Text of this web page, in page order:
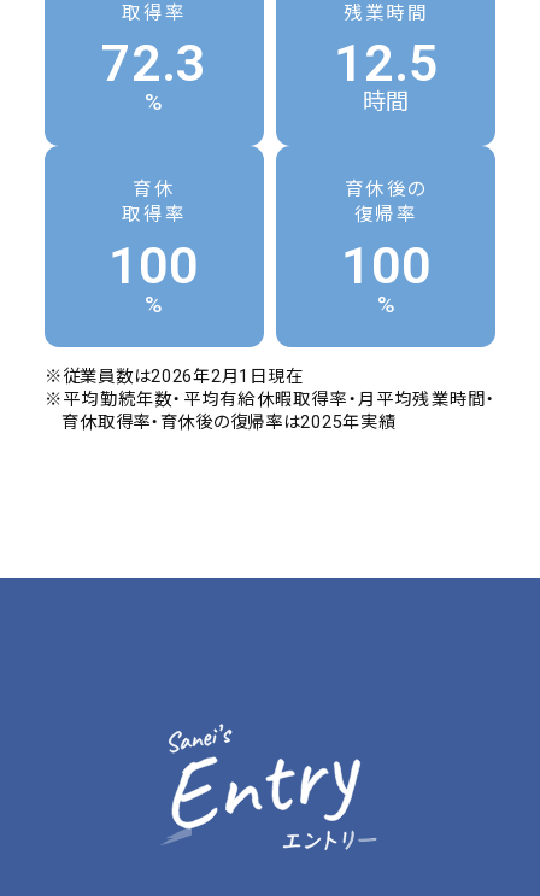
取得率
72.3
%
残業時間
12.5
時間
育休
取得率
100
%
育休後の
復帰率
100
%
※従業員数は2026年2月1日現在
※平均勤続年数・平均有給休暇取得率・月平均残業時間・
育休取得率・育休後の復帰率は2025年実績